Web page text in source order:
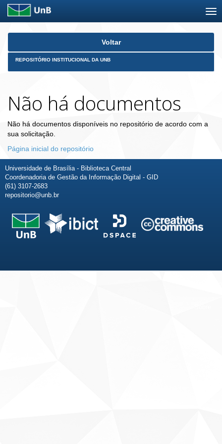
Skip
Voltar
REPOSITÓRIO INSTITUCIONAL DA UNB
Não há documentos
Não há documentos disponíveis no repositório de acordo com a
sua solicitação.
Página inicial do repositório
Universidade de Brasília - Biblioteca Central
Coordenadoria de Gestão da Informação Digital - GID
(61) 3107-2683
repositorio@unb.br